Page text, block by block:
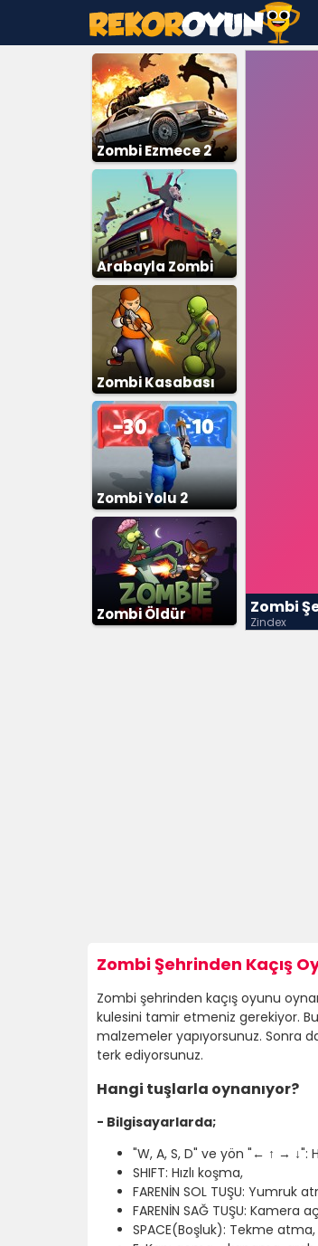
Zombi Ezmece 2
Arabayla Zombi
Ezme
Zombi Kasabası
Zombi Yolu 2
Zombi Öldür Zombi
Zindex
Zombi Şehrinden Kaçış
Zombi şehrinden kaçış oyunu
kulesini tamir etmeniz gerekiyor.
malzemeler yapıyorsunuz. Sonra
terk ediyorsunuz.
Hangi tuşlarla oynanıyor?
- Bilgisayarlarda;
"W, A, S, D" ve yön "← ↑ → ↓":
SHIFT: Hızlı koşma,
FARENİN SOL TUŞU:
FARENİN SAĞ TUŞU: Kamera
SPACE(Boşluk): Tekme atma,